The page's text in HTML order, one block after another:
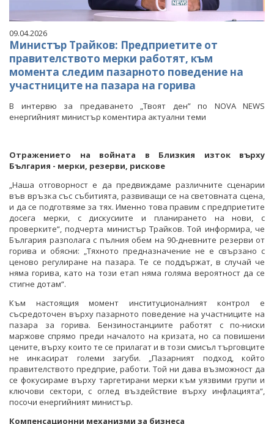
09.04.2026
Министър Трайков: Предприетите от
правителството мерки работят, към
момента следим пазарното поведение на
участниците на пазара на горива
В интервю за предаването „Твоят ден” по NOVA NEWS
енергийният министър коментира актуални теми
Отражението на войната в Близкия изток върху
България - мерки, резерви, рискове
„Наша отговорност е да предвиждаме различните сценарии
във връзка със събитията, развиващи се на световната сцена,
и да се подготвяме за тях. Именно това правим с предприетите
досега мерки, с дискусиите и планирането на нови, с
проверките“, подчерта министър Трайков. Той информира, че
България разполага с пълния обем на 90-дневните резерви от
горива и обясни: „Тяхното предназначение не е свързано с
ценово регулиране на пазара. Те се поддържат, в случай че
няма горива, като на този етап няма голяма вероятност да се
стигне дотам“.
Към настоящия момент институционалният контрол е
съсредоточен върху пазарното поведение на участниците на
пазара за горива. Бензиностанциите работят с по-ниски
маржове спрямо преди началото на кризата, но са повишени
цените, върху които те се прилагат и в този смисъл търговците
не инкасират големи загуби. „Пазарният подход, който
правителството предприе, работи. Той ни дава възможност да
се фокусираме върху таргетирани мерки към уязвими групи и
ключови сектори, с оглед въздействие върху инфлацията“,
посочи енергийният министър.
Компенсационни механизми за бизнеса